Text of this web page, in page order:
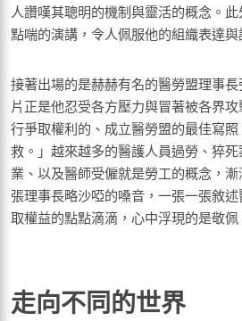
人讚嘆其聰明的機制與靈活的概念。
點喘的演講，令人佩服他的組織表達與
接著出場的是赫赫有名的醫勞盟理事
片正是他忍受各方壓力與冒著被各界
行爭取權利的、成立醫勞盟的最佳寫
救。」越來越多的醫護人員過勞、猝
業、以及醫師受僱就是勞工的概念，
張理事長略沙啞的嗓音，一張一張敘
取權益的點點滴滴，心中浮現的是敬佩
走向不同的世界